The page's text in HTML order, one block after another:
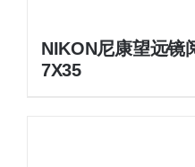
NIKON尼康望远镜
7X35